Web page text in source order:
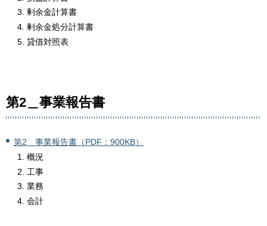
剰余金計算書
剰余金処分計算書
貸借対照表
第2＿事業報告書
第2＿事業報告書（PDF：900KB）
概況
工事
業務
会計